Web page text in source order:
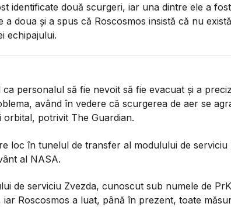
identificate două scurgeri, iar una dintre ele a
doua și a spus că Roscosmos insistă că nu
echipajului.
personalul să fie nevoit să fie evacuat și a
având în vedere că scurgerea de aer se
potrivit The Guardian.
loc în tunelul de transfer al modulului de serviciu
al NASA.
de serviciu Zvezda, cunoscut sub numele de
Roscosmos a luat, până în prezent, toate